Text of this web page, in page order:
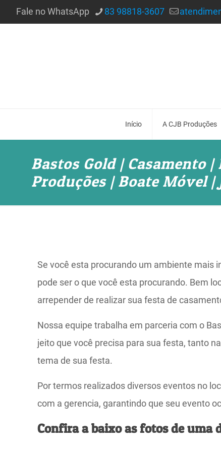
Fale no WhatsApp 83 98818-3607
Início A CJB Produções
Bastos Gold | Casamento
Produções | Boate Móvel |
Se você esta procurando um ambiente mais
pode ser o que você esta procurando. Bem
arrepender de realizar sua festa de
Nossa equipe trabalha em parceria com o
jeito que você precisa para sua festa, tanto
tema de sua festa.
Por termos realizados diversos eventos no
com a gerencia, garantindo que seu evento
Confira a baixo as fotos de uma